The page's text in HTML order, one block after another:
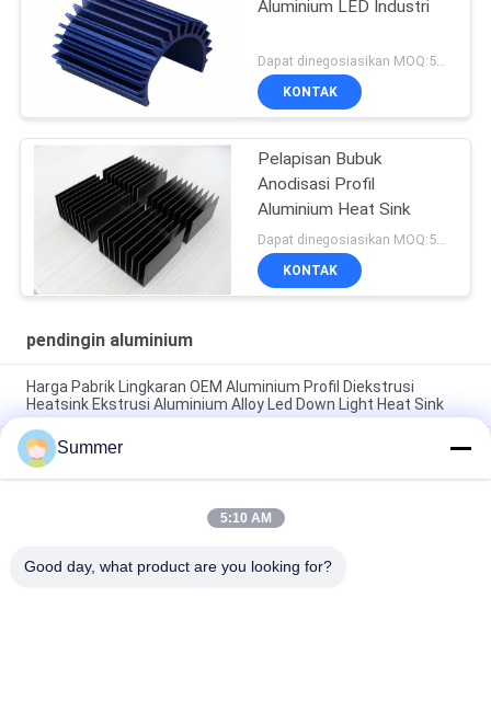
Aluminium LED Industri
Dapat dinegosiasikan MOQ:500KGS
KONTAK
Pelapisan Bubuk
Anodisasi Profil
Aluminium Heat Sink
Dapat dinegosiasikan MOQ:500KGS
KONTAK
pendingin aluminium
Harga Pabrik Lingkaran OEM Aluminium Profil Diekstrusi
Heatsink Ekstrusi Aluminium Alloy Led Down Light Heat Sink
Pabrik Profil Aluminium Kustom Anodisasi Hitam Kepadatan
Tinggi 6063 Aluminium Ekstrusi Heat Sink
Profil Aluminium Industri Heatsink berbentuk Cnc Precision
Machining Aluminium High-power High-density Tooth Heat
Summer
5:10 AM
Good day, what product are you looking for?